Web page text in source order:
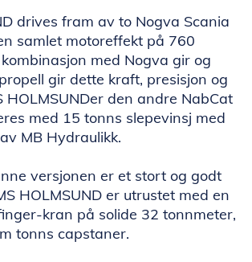
drives fram av to Nogva Scania
samlet motoreffekt på 760
med Nogva gir og
gir dette kraft, presisjon og
HOLMSUNDer den andre NabCat
med 15 tonns slepevinsj med
MB Hydraulikk.
versjonen er et stort og godt
HOLMSUND er utrustet med en
kran på solide 32 tonnmeter,
tonns capstaner.